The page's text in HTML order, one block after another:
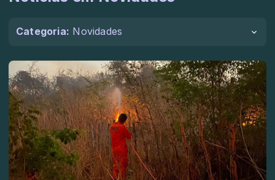
Categoria: Novidades